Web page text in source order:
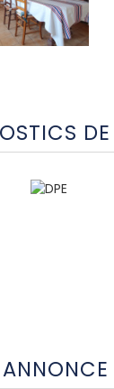
DE
ANNONCE